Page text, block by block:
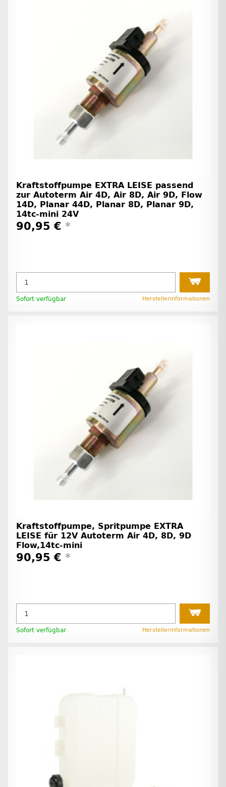
Kraftstoffpumpe EXTRA LEISE passend
zur Autoterm Air 4D, Air 8D, Air 9D, Flow
14D, Planar 44D, Planar 8D, Planar 9D,
14tc-mini 24V
90,95 € *
Sofort verfügbar Herstellerinformationen
Kraftstoffpumpe, Spritpumpe EXTRA
LEISE für 12V Autoterm Air 4D, 8D, 9D
Flow,14tc-mini
90,95 € *
Sofort verfügbar Herstellerinformationen